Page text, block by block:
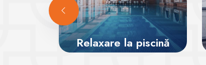
Relaxare la piscină